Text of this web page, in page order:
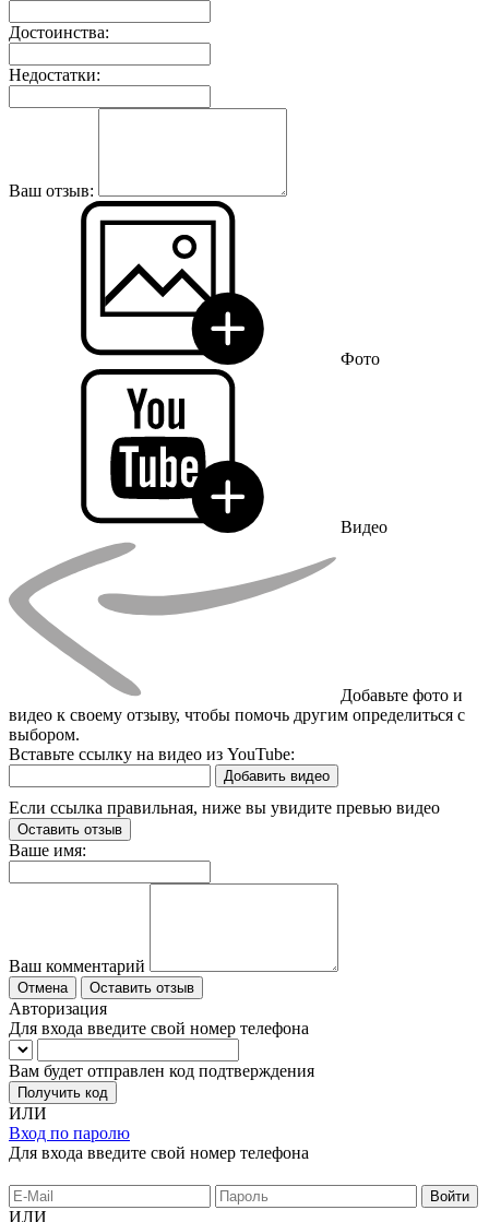
Достоинства:
Недостатки:
Ваш отзыв:
Фото
Видео
Добавьте фото и
видео к своему отзыву, чтобы помочь другим определиться с
выбором.
Вставьте ссылку на видео из YouTube:
Добавить видео
Если ссылка правильная, ниже вы увидите превью видео
Оставить отзыв
Ваше имя:
Ваш комментарий
Отмена Оставить отзыв
Авторизация
Для входа введите свой номер телефона
Вам будет отправлен код подтверждения
Получить код
ИЛИ
Вход по паролю
Для входа введите свой номер телефона
ИЛИ